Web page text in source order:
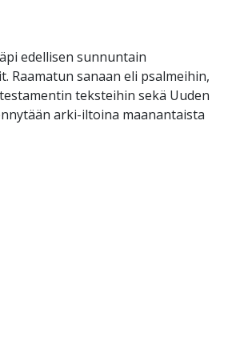
edellisen sunnuntain
Raamatun sanaan eli psalmeihin,
teksteihin sekä Uuden
arki-iltoina maanantaista